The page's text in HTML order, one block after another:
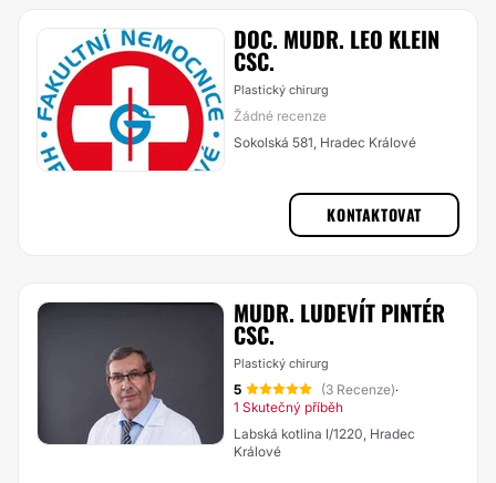
DOC. MUDR. LEO KLEIN
CSC.
Plastický chirurg
Žádné recenze
Sokolská 581, Hradec Králové
KONTAKTOVAT
MUDR. LUDEVÍT PINTÉR
CSC.
Plastický chirurg
5 (3 Recenze)·
1 Skutečný příběh
Labská kotlina I/1220, Hradec
Králové